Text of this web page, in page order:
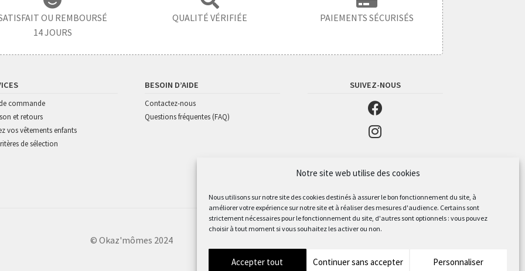
Notre site web utilise des cookies
Nous utilisons sur notre site des cookies destinés à assurer le bon fonctionnement du site, à
améliorer votre expérience sur notre site et à réaliser des mesures d'audience. Certains sont
strictement nécessaires pour le fonctionnement du site, d'autres sont optionnels : vous pouvez
choisir à tout moment si vous souhaitez les activer ou non.
Accepter tout Continuer sans accepter Personnaliser
OU REMBOURSÉ
14 JOURS
QUALITÉ VÉRIFIÉE PAIEMENTS SÉCURISÉS
commande
et retours
vos vêtements enfants
de sélection
BESOIN D’AIDE
Contactez-nous
Questions fréquentes (FAQ)
SUIVEZ-NOUS
© Okaz'mômes 2024